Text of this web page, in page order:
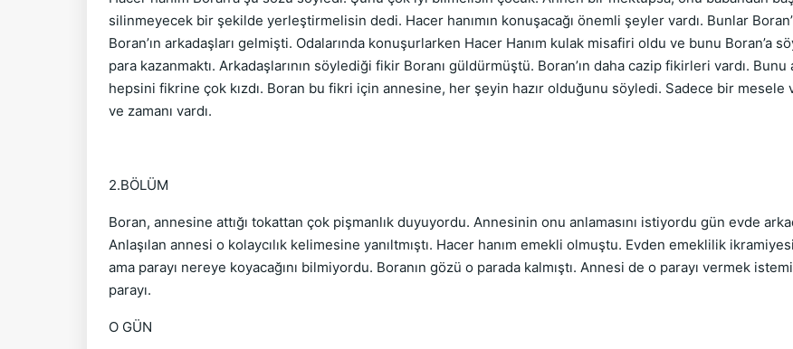
silinmeyecek bir şekilde yerleştirmelisin dedi. Hacer hanımın konuşacağı önemli şeyler vardı. Bunlar
Boran’ın arkadaşları gelmişti. Odalarında konuşurlarken Hacer Hanım kulak misafiri oldu ve bunu Boran’a
para kazanmaktı. Arkadaşlarının söylediği fikir Boranı güldürmüştü. Boran’ın daha cazip fikirleri vardı.
hepsini fikrine çok kızdı. Boran bu fikri için annesine, her şeyin hazır olduğunu söyledi. Sadece bir mesele
ve zamanı vardı.
2.BÖLÜM
Boran, annesine attığı tokattan çok pişmanlık duyuyordu. Annesinin onu anlamasını istiyordu gün evde
Anlaşılan annesi o kolaycılık kelimesine yanıltmıştı. Hacer hanım emekli olmuştu. Evden emeklilik
ama parayı nereye koyacağını bilmiyordu. Boranın gözü o parada kalmıştı. Annesi de o parayı vermek
parayı.
O GÜN